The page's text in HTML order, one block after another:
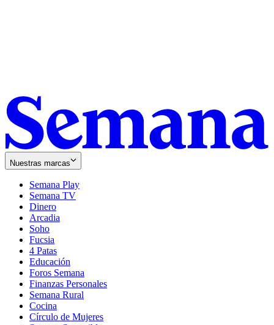
Nuestras marcas
Semana Play
Semana TV
Dinero
Arcadia
Soho
in
new
window
Fucsia
in
new
window
4 Patas
Educación
Foros Semana
Finanzas Personales
Semana Rural
Cocina
Círculo de Mujeres